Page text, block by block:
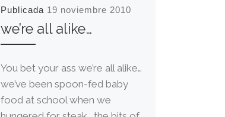
Publicada 19 noviembre 2010
we’re all alike…
You bet your ass we’re all alike…
we’ve been spoon-fed baby
food at school when we